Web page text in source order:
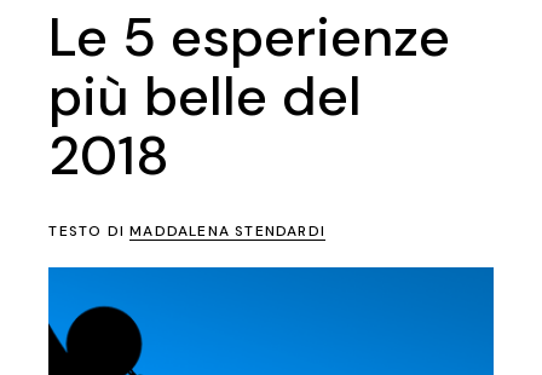
Le 5 esperienze
più belle del
2018
TESTO DIMADDALENA STENDARDI